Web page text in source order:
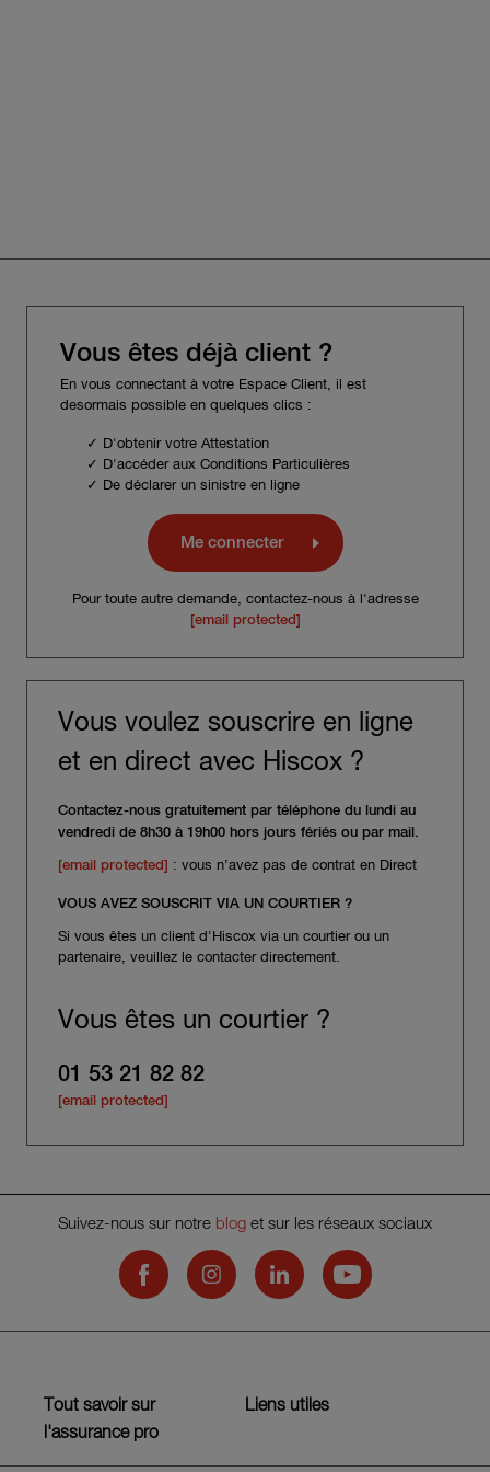
Tout savoir sur
l'assurance pro
Liens utiles
Vous êtes déjà client ?
En vous connectant à votre Espace Client, il est
desormais possible en quelques clics :
✓ D'obtenir votre Attestation
✓ D'accéder aux Conditions Particulières
✓ De déclarer un sinistre en ligne
Me connecter
Pour toute autre demande, contactez-nous à l'adresse
[email protected]
Vous voulez souscrire en ligne
et en direct avec Hiscox ?
Contactez-nous gratuitement par téléphone du lundi au
vendredi de 8h30 à 19h00 hors jours fériés ou par mail.
[email protected] : vous n’avez pas de contrat en Direct
VOUS AVEZ SOUSCRIT VIA UN COURTIER ?
Si vous êtes un client d'Hiscox via un courtier ou un
partenaire, veuillez le contacter directement.
Vous êtes un courtier ?
01 53 21 82 82
[email protected]
Suivez-nous sur notre blog et sur les réseaux sociaux
Hiscox on Facebook
Hiscox on Instagram
Hiscox on LinkedInHiscox on YouTube